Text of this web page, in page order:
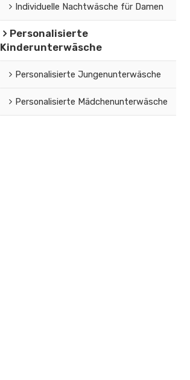
Individuelle Nachtwäsche für Damen
Personalisierte
Kinderunterwäsche
Personalisierte Jungenunterwäsche
Personalisierte Mädchenunterwäsche